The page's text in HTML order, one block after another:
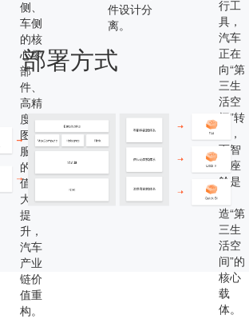
侧、
车侧
的核
心零
部
件、
高精
度地
图等
服务
的价
值量
大大
提
升，
汽车
产业
链价
值重
构。
件设计分
离。
行工
具，
汽车
正在
向“第
三生
活空
间”转
变，
而智
能座
舱是
造“第
三生
活空
间”的
核心
载
体。
部署方式